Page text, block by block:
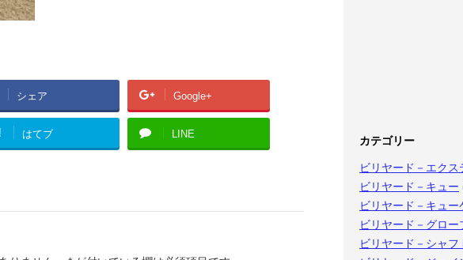
シェア Google+
はてブ LINE
カテゴリー
ビリヤード－エクス
ビリヤード－キュー
ビリヤード－キュー
ビリヤード－グロー
ビリヤード－シャフ